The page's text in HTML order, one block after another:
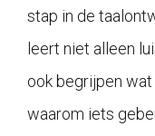
stap in de
leert niet alleen
ook begrijpen
waarom iets